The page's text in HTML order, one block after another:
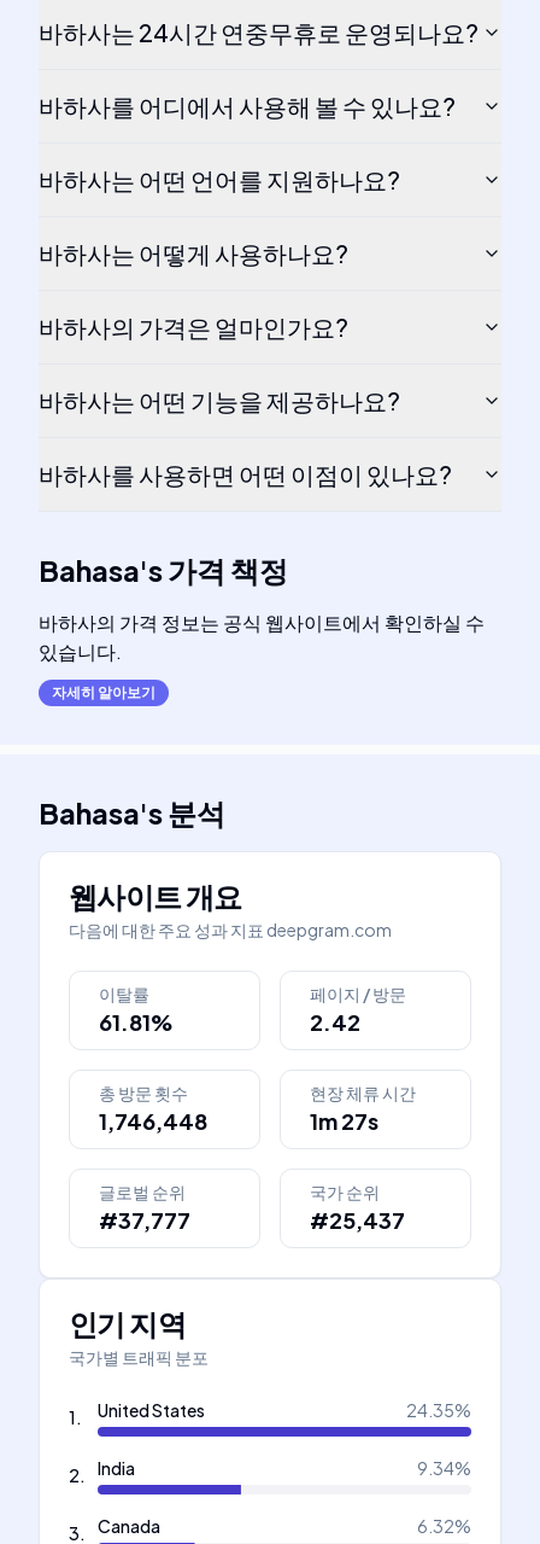
바하사는 24시간 연중무휴로 운영되나요?
바하사를 어디에서 사용해 볼 수 있나요?
바하사는 어떤 언어를 지원하나요?
바하사는 어떻게 사용하나요?
바하사의 가격은 얼마인가요?
바하사는 어떤 기능을 제공하나요?
바하사를 사용하면 어떤 이점이 있나요?
Bahasa's가격 책정
바하사의 가격 정보는 공식 웹사이트에서 확인하실 수
있습니다.
자세히 알아보기
Bahasa's분석
웹사이트 개요
다음에 대한 주요 성과 지표 deepgram.com
이탈률
61.81%
페이지 / 방문
2.42
총 방문 횟수
1,746,448
현장 체류 시간
1m 27s
글로벌 순위
#37,777
국가 순위
#25,437
인기 지역
국가별 트래픽 분포
1. United States 24.35%
2. India 9.34%
3. Canada 6.32%